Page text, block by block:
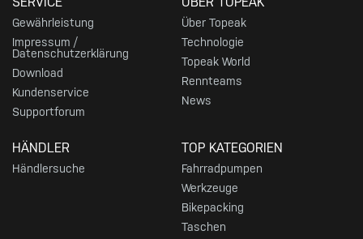
Gewährleistung
Impressum /
Datenschutzerklärung
Download
Kundenservice
Supportforum
Über Topeak
Technologie
Topeak World
Rennteams
News
HÄNDLER
Händlersuche
TOP KATEGORIEN
Fahrradpumpen
Werkzeuge
Bikepacking
Taschen